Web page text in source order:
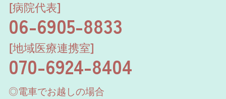
[病院代表]
06-6905-8833
[地域医療連携室]
070-6924-8404
◎電車でお越しの場合